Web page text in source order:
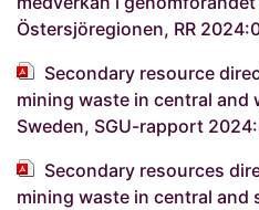
Östersjöregionen, RR
Secondary resource
mining waste in central and
Sweden, SGU-rapport
Secondary resources
mining waste in central and